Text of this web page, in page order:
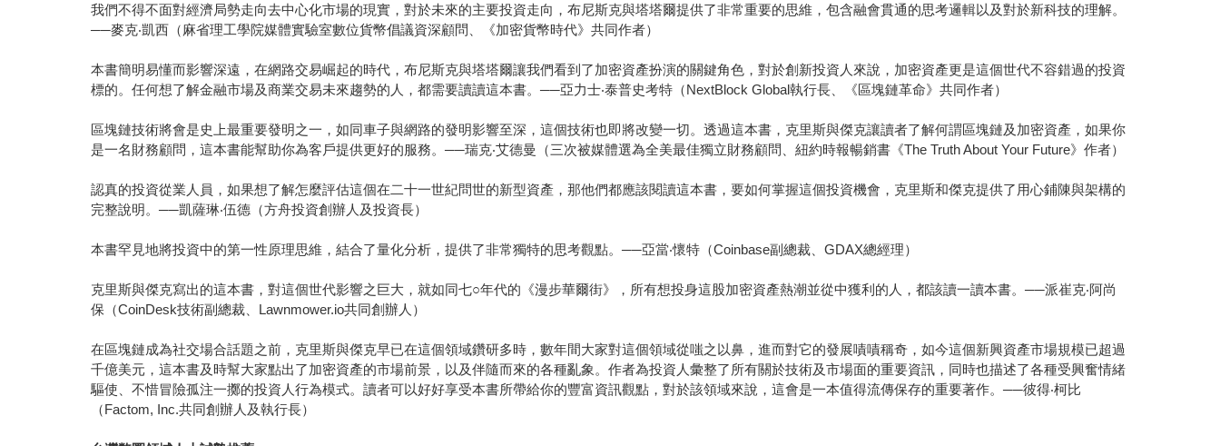
我們不得不面對經濟局勢走向去中心化市場的現實，對於未來的主要投資走向，布尼斯克與塔塔爾提供了非常重要的思維，包含融會貫通的思考邏輯以及對於新科技的理解。
──麥克‧凱西（麻省理工學院媒體實驗室數位貨幣倡議資深顧問、《加密貨幣時代》共同作者）
本書簡明易懂而影響深遠，在網路交易崛起的時代，布尼斯克與塔塔爾讓我們看到了加密資產扮演的關鍵角色，對於創新投資人來說，加密資產更是這個世代不容錯過的投資
標的。任何想了解金融市場及商業交易未來趨勢的人，都需要讀讀這本書。──亞力士‧泰普史考特（NextBlock Global執行長、《區塊鏈革命》共同作者）
區塊鏈技術將會是史上最重要發明之一，如同車子與網路的發明影響至深，這個技術也即將改變一切。透過這本書，克里斯與傑克讓讀者了解何謂區塊鏈及加密資產，如果你
是一名財務顧問，這本書能幫助你為客戶提供更好的服務。──瑞克‧艾德曼（三次被媒體選為全美最佳獨立財務顧問、紐約時報暢銷書《The Truth About Your Future》作者）
認真的投資從業人員，如果想了解怎麼評估這個在二十一世紀問世的新型資產，那他們都應該閱讀這本書，要如何掌握這個投資機會，克里斯和傑克提供了用心鋪陳與架構的
完整說明。──凱薩琳‧伍德（方舟投資創辦人及投資長）
本書罕見地將投資中的第一性原理思維，結合了量化分析，提供了非常獨特的思考觀點。──亞當‧懷特（Coinbase副總裁、GDAX總經理）
克里斯與傑克寫出的這本書，對這個世代影響之巨大，就如同七○年代的《漫步華爾街》，所有想投身這股加密資產熱潮並從中獲利的人，都該讀一讀本書。──派崔克‧阿尚
保（CoinDesk技術副總裁、Lawnmower.io共同創辦人）
在區塊鏈成為社交場合話題之前，克里斯與傑克早已在這個領域鑽研多時，數年間大家對這個領域從嗤之以鼻，進而對它的發展嘖嘖稱奇，如今這個新興資產市場規模已超過
千億美元，這本書及時幫大家點出了加密資產的市場前景，以及伴隨而來的各種亂象。作者為投資人彙整了所有關於技術及市場面的重要資訊，同時也描述了各種受興奮情緒
驅使、不惜冒險孤注一擲的投資人行為模式。讀者可以好好享受本書所帶給你的豐富資訊觀點，對於該領域來說，這會是一本值得流傳保存的重要著作。──彼得‧柯比
（Factom, Inc.共同創辦人及執行長）